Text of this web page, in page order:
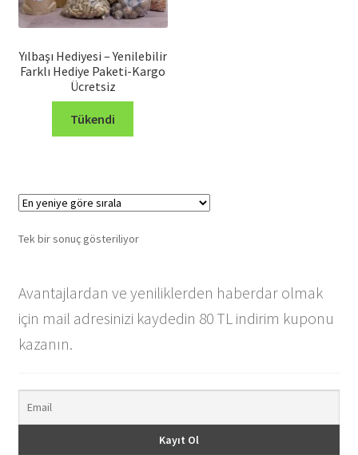
Yılbaşı Hediyesi – Yenilebilir
Farklı Hediye Paketi-Kargo
Ücretsiz
Tükendi
Tek bir sonuç gösteriliyor
Avantajlardan ve yeniliklerden haberdar olmak
için mail adresinizi kaydedin 80 TL indirim kuponu
kazanın.